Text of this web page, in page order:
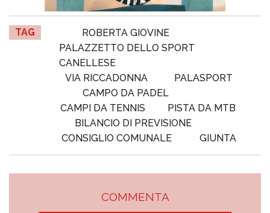
TAG
ROBERTA GIOVINE
PALAZZETTO DELLO SPORT
CANELLESE
VIA RICCADONNA
PALASPORT
CAMPO DA PADEL
CAMPI DA TENNIS
PISTA DA MTB
BILANCIO DI PREVISIONE
CONSIGLIO COMUNALE
GIUNTA
COMMENTA